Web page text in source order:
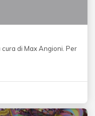
di Max Angioni. Per